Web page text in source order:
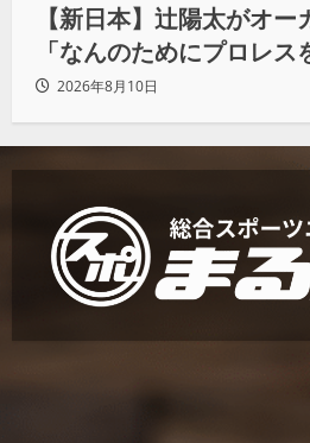
【新日本】辻陽太がオ
「なんのためにプロレ
だ？」
2026年8月10日